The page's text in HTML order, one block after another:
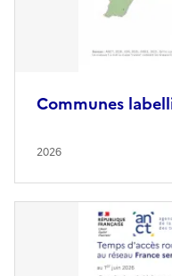
Communes
2026